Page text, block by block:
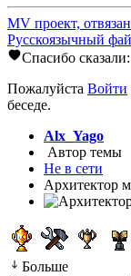
MV проект,
Русскоязычный
Спасибо сказали:
Пожалуйста Войти
беседе.
Alx_Yago
Автор темы
Не в сети
Архитектор
Больше